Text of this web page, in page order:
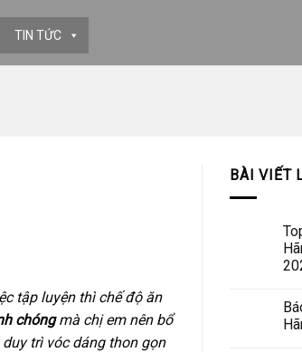
TIN TỨC
tập luyện thì chế độ ăn
chóngmà chị em nên bổ
trì vóc dáng thon gọn
BÀI VIẾT